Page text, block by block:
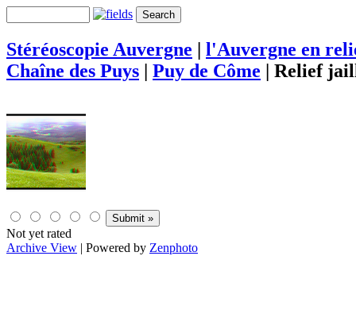
Stéréoscopie Auvergne | l'Auvergne en
Chaîne des Puys | Puy de Côme | Relief
Not yet rated
Archive View | Powered by Zenphoto